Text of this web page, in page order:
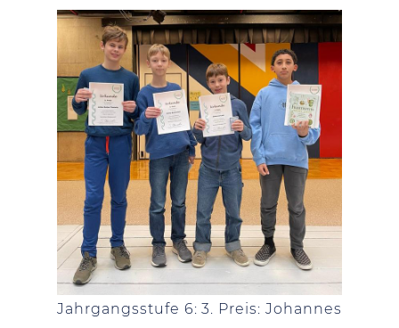
Jahrgangsstufe 6: 3. Preis: Johannes